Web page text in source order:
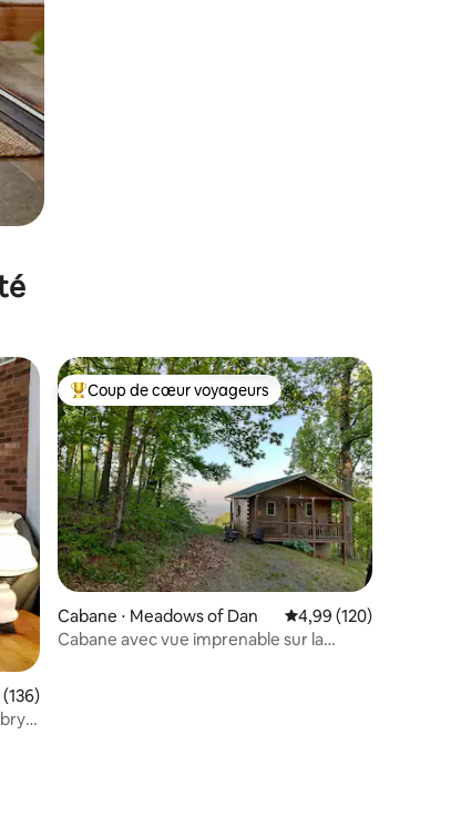
: 4,78 sur 5
moyenne sur la base de 136 commentaires : 4,92 sur 5
Coups de cœur voyageurs les plus appréciés
Coup de cœur voyageurs
Cabane ⋅ Meadows of Dan Évaluation moyenne
4,99 (120)
Cabane avec vue imprenable sur la